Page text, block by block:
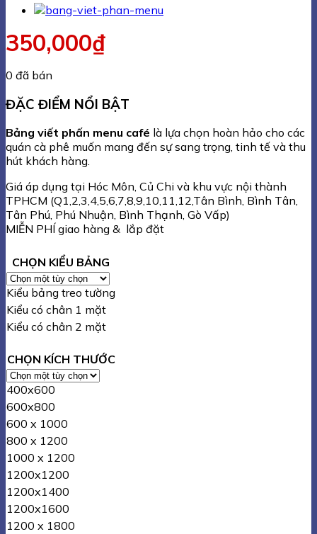
350,000₫
0 đã bán
ĐẶC ĐIỂM NỔI BẬT
Bảng viết phấn menu café là lựa chọn hoàn hảo cho các
quán cà phê muốn mang đến sự sang trọng, tinh tế và thu
hút khách hàng.
Giá áp dụng tại Hóc Môn, Củ Chi và khu vực nội thành
TPHCM (Q1,2,3,4,5,6,7,8,9,10,11,12,Tân Bình, Bình Tân,
Tân Phú, Phú Nhuận, Bình Thạnh, Gò Vấp)
MIỄN PHÍ giao hàng & lắp đặt
CHỌN KIỂU BẢNG
Kiểu bảng treo tường
Kiểu có chân 1 mặt
Kiểu có chân 2 mặt
CHỌN KÍCH THƯỚC
400x600
600x800
600 x 1000
800 x 1200
1000 x 1200
1200x1200
1200x1400
1200x1600
1200 x 1800